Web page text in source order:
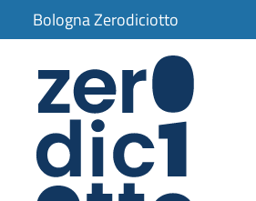
Bologna Zerodiciotto